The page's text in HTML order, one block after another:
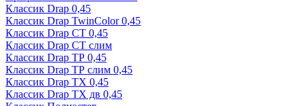
Классик Drap 0,45
Классик Drap TwinColor 0,45
Классик Drap СТ 0,45
Классик Drap СТ слим
Классик Drap ТР 0,45
Классик Drap ТР слим 0,45
Классик Drap ТХ 0,45
Классик Drap ТХ дв 0,45